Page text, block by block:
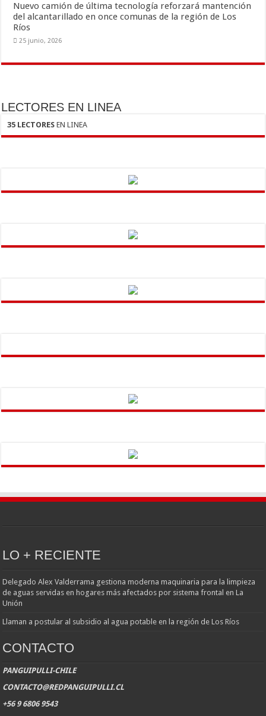
Nuevo camión de última tecnología reforzará mantención
del alcantarillado en once comunas de la región de Los
Ríos
25 junio, 2026
LECTORES EN LINEA
35 LECTORES EN LINEA
LO + RECIENTE
Delegado Alex Valderrama gestiona moderna maquinaria para la limpieza
de aguas servidas en hogares más afectados por sistema frontal en La
Unión
Llaman a postular al subsidio al agua potable en la región de Los Ríos
CONTACTO
PANGUIPULLI-CHILE
CONTACTO@REDPANGUIPULLI.CL
+56 9 6806 9543